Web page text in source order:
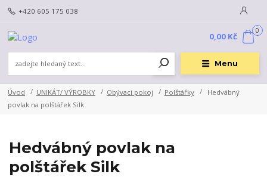
Menu
+420 605 175 038
0
0,00 Kč
Úvod UNIKÁT/ VÝROBKY Obývací pokoj Polštářky
Hedvábný
povlak na polštářek Silk
Hedvábný povlak na
polštářek Silk